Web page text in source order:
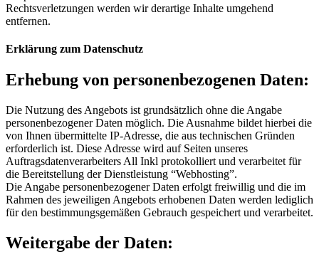
Rechtsverletzungen werden wir derartige Inhalte umgehend
entfernen.
Erklärung zum Datenschutz
Erhebung von personenbezogenen Daten:
Die Nutzung des Angebots ist grundsätzlich ohne die Angabe
personenbezogener Daten möglich. Die Ausnahme bildet hierbei die
von Ihnen übermittelte IP-Adresse, die aus technischen Gründen
erforderlich ist. Diese Adresse wird auf Seiten unseres
Auftragsdatenverarbeiters All Inkl protokolliert und verarbeitet für
die Bereitstellung der Dienstleistung “Webhosting”.
Die Angabe personenbezogener Daten erfolgt freiwillig und die im
Rahmen des jeweiligen Angebots erhobenen Daten werden lediglich
für den bestimmungsgemäßen Gebrauch gespeichert und verarbeitet.
Weitergabe der Daten: